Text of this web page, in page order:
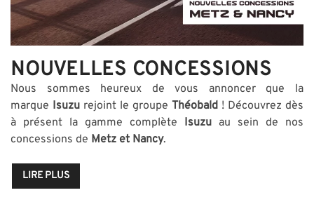
NOUVELLES CONCESSIONS
Nous sommes heureux de vous annoncer que la
marque Isuzu rejoint le groupe Théobald ! Découvrez dès
à présent la gamme complète Isuzu au sein de nos
concessions de Metz et Nancy.
LIRE PLUS